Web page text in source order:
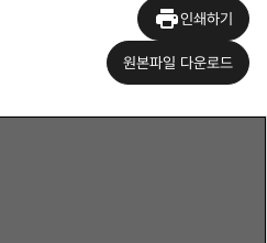
인쇄하기
원본파일 다운로드